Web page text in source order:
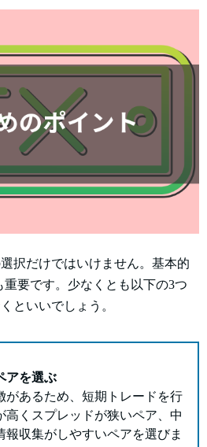
択だけではいけません。基本的
要です。少なくとも以下の3つ
といいでしょう。
アを選ぶ
があるため、短期トレードを行
高くスプレッドが狭いペア、中
報収集がしやすいペアを選びま